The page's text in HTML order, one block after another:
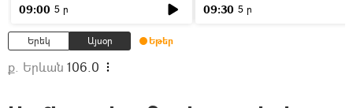
09:00 5 ր 09:30 5 ր
Երեկ Այսօր Եթեր
ք. Երևան 106.0